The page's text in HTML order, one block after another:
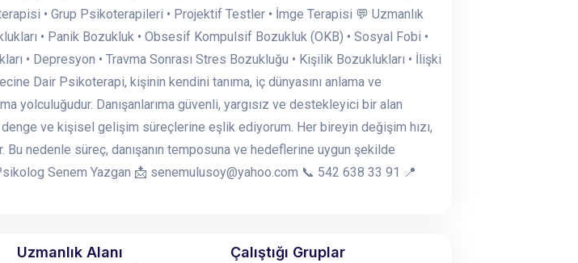
• Grup Psikoterapileri • Projektif Testler • İmge Terapisi 💬 Uzmanlık
• Panik Bozukluk • Obsesif Kompulsif Bozukluk (OKB) • Sosyal Fobi •
• Depresyon • Travma Sonrası Stres Bozukluğu • Kişilik Bozuklukları • İlişki
Dair Psikoterapi, kişinin kendini tanıma, iç dünyasını anlama ve
yolculuğudur. Danışanlarıma güvenli, yargısız ve destekleyici bir alan
denge ve kişisel gelişim süreçlerine eşlik ediyorum. Her bireyin değişim hızı,
Bu nedenle süreç, danışanın temposuna ve hedeflerine uygun şekilde
Senem Yazgan 📩 senemulusoy@yahoo.com 📞 542 638 33 91 📍
Uzmanlık Alanı Çalıştığı Gruplar